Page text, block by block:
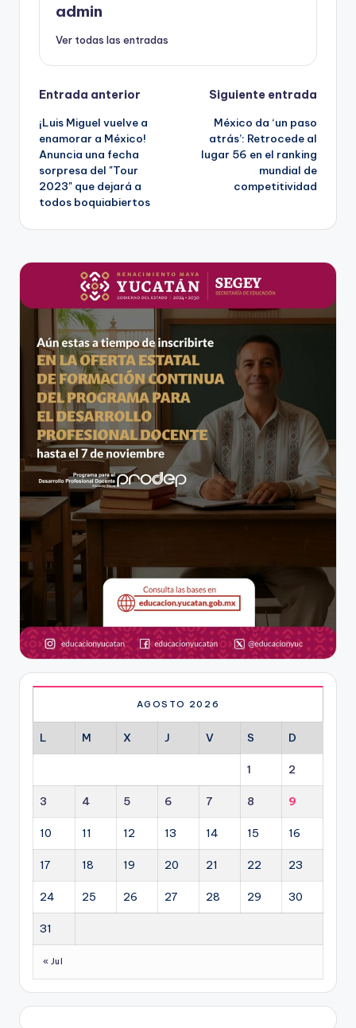
admin
Ver todas las entradas
Navegación
de
entradas
Entrada anterior
¡Luis Miguel vuelve a
enamorar a México!
Anuncia una fecha
sorpresa del "Tour
2023" que dejará a
todos boquiabiertos
Siguiente entrada
México da ‘un paso
atrás’: Retrocede al
lugar 56 en el ranking
mundial de
competitividad
AGOSTO 2026
L M X J V S D
1 2
3 4 5 6 7 8 9
10 11 12 13 14 15 16
17 18 19 20 21 22 23
24 25 26 27 28 29 30
31
« Jul